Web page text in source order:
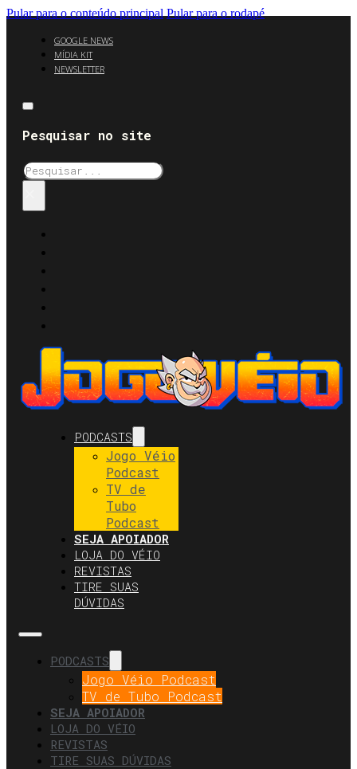
Pular para o conteúdo principal Pular para o rodapé
GOOGLE NEWS
MÍDIA KIT
NEWSLETTER
Pesquisar no site
Pesquisar
PODCASTS
Jogo Véio
Podcast
TV de
Tubo
Podcast
SEJA APOIADOR
LOJA DO VÉIO
REVISTAS
TIRE SUAS
DÚVIDAS
PODCASTS
Jogo Véio Podcast
TV de Tubo Podcast
SEJA APOIADOR
LOJA DO VÉIO
REVISTAS
TIRE SUAS DÚVIDAS